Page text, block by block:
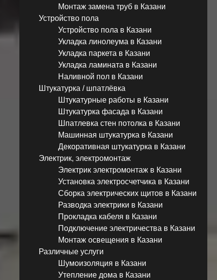
Монтаж замена труб в Казани
Устройство пола
Устройство пола в Казани
Укладка линолеума в Казани
Укладка паркета в Казани
Укладка ламината в Казани
Наливной пол в Казани
Штукатурка / шпатлёвка
Штукатурные работы в Казани
Штукатурка фасада в Казани
Шпатлевка стен потолка в Казани
Машинная штукатурка в Казани
Декоративная штукатурка в Казани
Электрик, электромонтаж
Электрик электромонтаж в Казани
Установка электросчетчика в Казани
Сборка электрических щитов в Казани
Разводка электрики в Казани
Прокладка кабеля в Казани
Подключение электричества в Казани
Монтаж освещения в Казани
Различные услуги
Шумоизоляция в Казани
Утепление дома в Казани